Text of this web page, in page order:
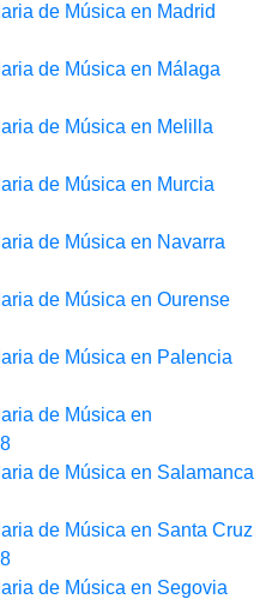
de Música en Madrid
de Música en Málaga
de Música en Melilla
de Música en Murcia
de Música en Navarra
de Música en Ourense
de Música en Palencia
de Música en
de Música en Salamanca
de Música en Santa Cruz
de Música en Segovia